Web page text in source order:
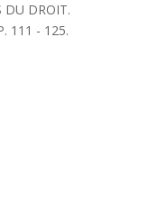
DU DROIT.
111 - 125.